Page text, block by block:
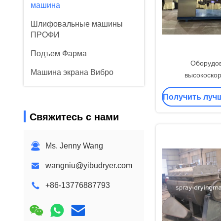
машина
Шлифовальные машины
ПРОФИ
Подъем Фарма
Машина экрана Вибро
Печь горячего воздуха
Машина теплообменного
аппарата
Импульсный реактивный
мешочный фильтр
жары
Свяжитесь с нами
Ms. Jenny Wang
wangniu@yibudryer.com
+86-13776887793
Получить